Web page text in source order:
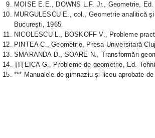
MOISE E.E., DOWNS L.F. Jr., Geometrie,
MURGULESCU E., col., Geometrie analitică
Bucureşti, 1965.
NICOLESCU L., BOSKOFF V., Probleme
PINTEA C., Geometrie, Presa Universitară
SMARANDA D., SOARE N., Transformări
ŢIŢEICA G., Probleme de geometrie, Ed.
*** Manualele de gimnaziu şi liceu aprobate